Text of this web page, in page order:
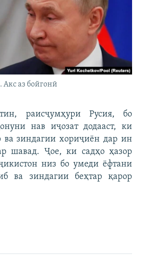
аз бойгонӣ
раисҷумҳури Русия, бо
нав иҷозат додааст, ки
ва зиндагии хориҷиён дар ин
шавад. Ҷое, ки садҳо ҳазор
низ бо умеди ёфтани
ва зиндагии беҳтар қарор